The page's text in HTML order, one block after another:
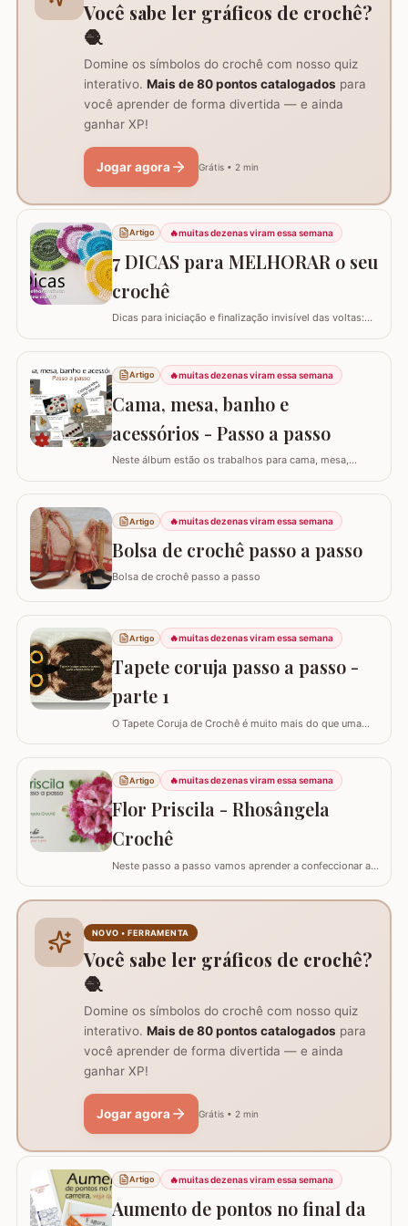
Você sabe ler gráficos de crochê?
🧶
Domine os símbolos do crochê com nosso quiz
interativo. Mais de 80 pontos catalogados para
você aprender de forma divertida — e ainda
ganhar XP!
Jogar agora Grátis • 2 min
Artigo 🔥muitas dezenas viram essa semana
7 DICAS para MELHORAR o seu
crochê
Dicas para iniciação e finalização invisível das voltas:
garante um acabamento quase imperceptível nas
iniciações e finalizações das voltas, resultando em um
trabalho mais elegante. Variações de pontos com o
falso ponto alto: Experimentar…
Artigo 🔥muitas dezenas viram essa semana
Cama, mesa, banho e
acessórios - Passo a passo
Neste álbum estão os trabalhos para cama, mesa,
clicar nas imagens! Trilhos/caminhos e centro de mesa
Sousplat Puxa-saco e porta-pano de prato Squares para
colcha de cama Outros Álbuns que temos no blog
Artigo 🔥muitas dezenas viram essa semana
Bolsa de crochê passo a passo
Bolsa de crochê passo a passo
Artigo 🔥muitas dezenas viram essa semana
Tapete coruja passo a passo -
parte 1
O Tapete Coruja de Crochê é muito mais do que uma
sabedoria com a delicadeza do feito à mão. Embora a
coruja real consiga girar o pescoço em 270°, a nossa
versão em crochê é ainda mais versátil: podemos criá-
la em todas as cores e estilos,…
Artigo 🔥muitas dezenas viram essa semana
Flor Priscila - Rhosângela
Crochê
Neste passo a passo vamos aprender a confeccionar a
conhecer, curtir e adquirir os trabalhos desta artesã
deixem de se inscrever em seu canal no YouTube –&gt;
NOVO • FERRAMENTA
Você sabe ler gráficos de crochê?
🧶
Domine os símbolos do crochê com nosso quiz
interativo. Mais de 80 pontos catalogados para
você aprender de forma divertida — e ainda
ganhar XP!
Jogar agora Grátis • 2 min
Artigo 🔥muitas dezenas viram essa semana
Aumento de pontos no final da